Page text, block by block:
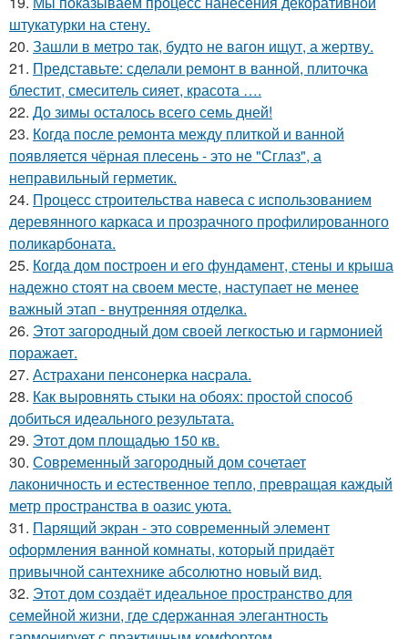
штукатурки на стену.
20. Зашли в метро так, будто не вагон ищут, а жертву.
21. Представьте: сделали ремонт в ванной, плиточка
блестит, смеситель сияет, красота ….
22. До зимы осталось всего семь дней!
23. Когда после ремонта между плиткой и ванной
появляется чёрная плесень - это не "Сглаз", а
неправильный герметик.
24. Процесс строительства навеса с использованием
деревянного каркаса и прозрачного профилированного
поликарбоната.
25. Когда дом построен и его фундамент, стены и крыша
надежно стоят на своем месте, наступает не менее
важный этап - внутренняя отделка.
26. Этот загородный дом своей легкостью и гармонией
поражает.
27. Астрахани пенсонерка насрала.
28. Как выровнять стыки на обоях: простой способ
добиться идеального результата.
29. Этот дом площадью 150 кв.
30. Современный загородный дом сочетает
лаконичность и естественное тепло, превращая каждый
метр пространства в оазис уюта.
31. Парящий экран - это современный элемент
оформления ванной комнаты, который придаёт
привычной сантехнике абсолютно новый вид.
32. Этот дом создаёт идеальное пространство для
семейной жизни, где сдержанная элегантность